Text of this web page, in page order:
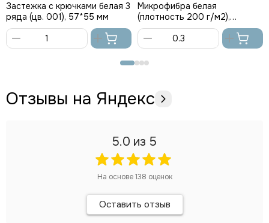
Застежка с крючками белая 3
ряда (цв. 001), 57*55 мм
корзину
Микрофибра белая
(плотность 200 г/м2),
Турция
Отзывы на Яндекс
5.0 из 5
На основе138 оценок
Оставить отзыв